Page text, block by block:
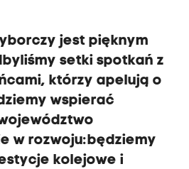
jest pięknym
setki spotkań z
którzy apelują o
wspierać
w rozwoju: będziemy
kolejowe i